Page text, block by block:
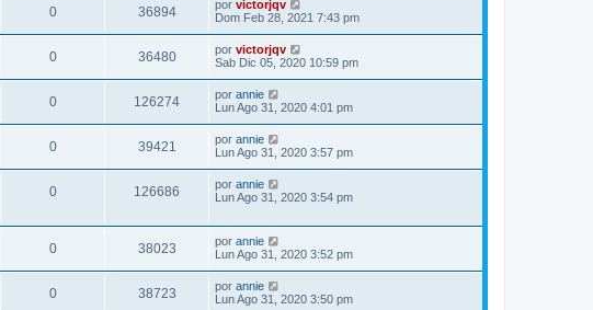
0 36894 por victorjqv
Dom Feb 28, 2021 7:43 pm
0 36480 por victorjqv
Sab Dic 05, 2020 10:59 pm
0 126274 por annie
Lun Ago 31, 2020 4:01 pm
0 39421 por annie
Lun Ago 31, 2020 3:57 pm
0 126686 por annie
Lun Ago 31, 2020 3:54 pm
0 38023 por annie
Lun Ago 31, 2020 3:52 pm
0 38723 por annie
Lun Ago 31, 2020 3:50 pm